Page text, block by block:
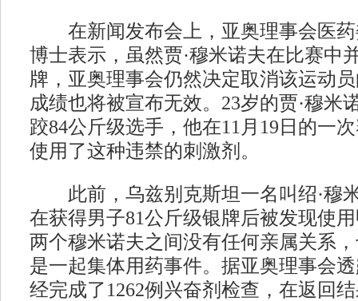
在新闻发布会上，亚奥理事会医药
博士表示，虽然贾·穆米诺夫在比赛中
牌，亚奥理事会仍然决定取消该运动
成绩也将被宣布无效。23岁的贾·穆米
跤84公斤级选手，他在11月19日的一
使用了这种违禁的刺激剂。
此前，乌兹别克斯坦一名叫绍·穆
在获得男子81公斤级银牌后被发现使
两个穆米诺夫之间没有任何亲属关系
是一起集体用药事件。据亚奥理事会
经完成了1262例兴奋剂检查，在返回